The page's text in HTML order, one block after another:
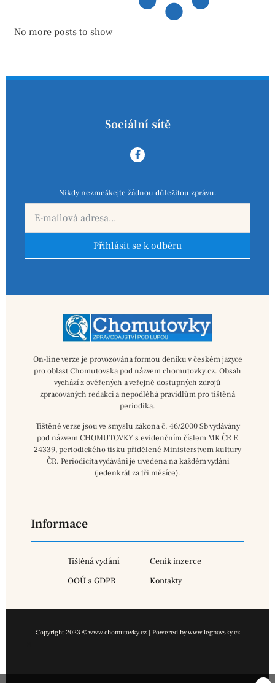
No more posts to show
Sociální sítě
Nikdy nezmeškejte žádnou důležitou zprávu.
Přihlásit se k odběru
On-line verze je provozována formou deníku v českém jazyce
pro oblast Chomutovska pod názvem chomutovky.cz. Obsah
vychází z ověřených a veřejně dostupných zdrojů
zpracovaných redakcí a nepodléhá pravidlům pro tištěná
periodika.
Tištěné verze jsou ve smyslu zákona č. 46/2000 Sb vydávány
pod názvem CHOMUTOVKY s evidenčním číslem MK ČR E
24339, periodického tisku přidělené Ministerstvem kultury
ČR. Periodicita vydávání je uvedena na každém vydání
(jedenkrát za tři měsíce).
Informace
Tištěná vydání
Ceník inzerce
OOÚ a GDPR
Kontakty
Copyright 2023 © www.chomutovky.cz | Powered by www.legnavsky.cz